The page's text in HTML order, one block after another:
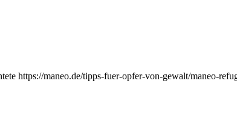
https://maneo.de/tipps-fuer-opfer-von-gewalt/maneo-